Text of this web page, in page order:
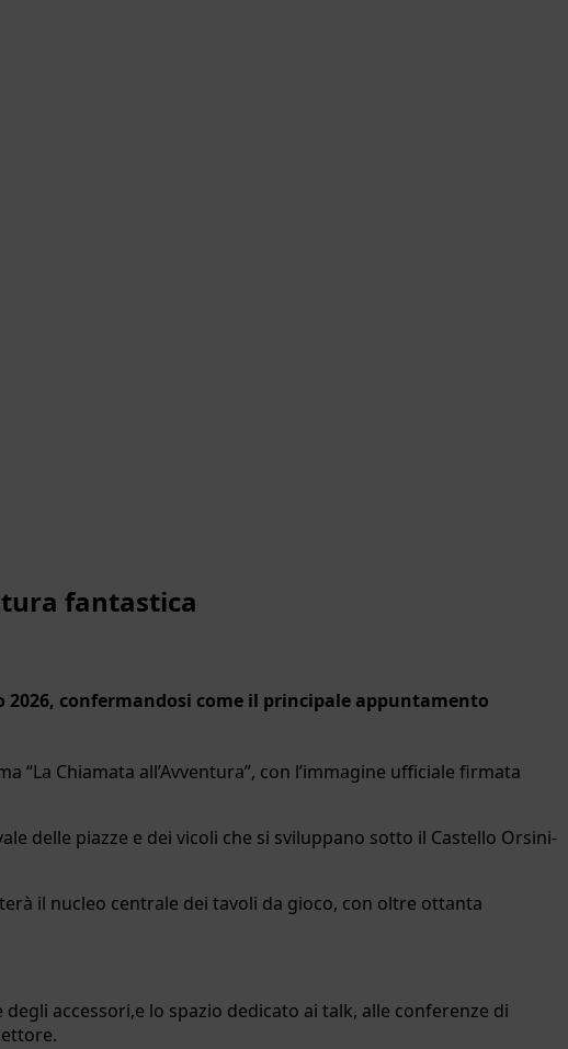
fantastica
confermandosi come il principale appuntamento
Chiamata all’Avventura”, con l’immagine ufficiale firmata
delle piazze e dei vicoli che si sviluppano sotto il Castello Orsini-
il nucleo centrale dei tavoli da gioco, con oltre ottanta
accessori,e lo spazio dedicato ai talk, alle conferenze di